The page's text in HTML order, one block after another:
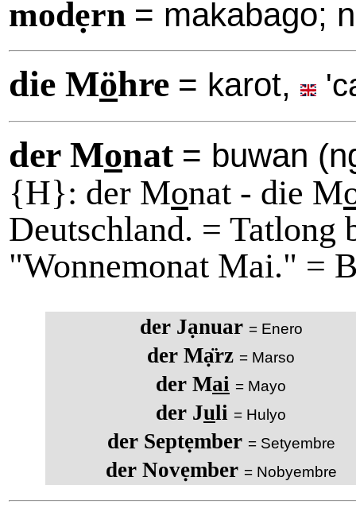
modẹrn = makabago;
die Möhre = karot,
der Monat = buwan
{H}: der Monat - die M
Deutschland. = Tatlong
"Wonnemonat Mai." =
der Jạnuar = Enero
der Mạ̈rz = Marso
der Mai = Mayo
der Juli = Hulyo
der Septẹmber = Setyembre
der Novẹmber = Nobyembre